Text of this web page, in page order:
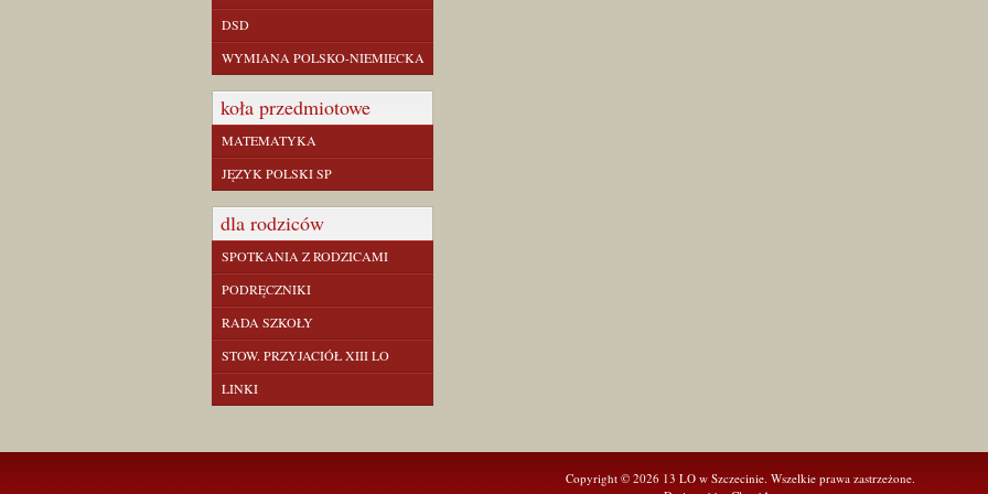
DSD
WYMIANA POLSKO-NIEMIECKA
koła przedmiotowe
MATEMATYKA
JĘZYK POLSKI SP
dla rodziców
SPOTKANIA Z RODZICAMI
PODRĘCZNIKI
RADA SZKOŁY
STOW. PRZYJACIÓŁ XIII LO
LINKI
Copyright © 2026 13 LO w Szczecinie. Wszelkie prawa zastrzeżone.